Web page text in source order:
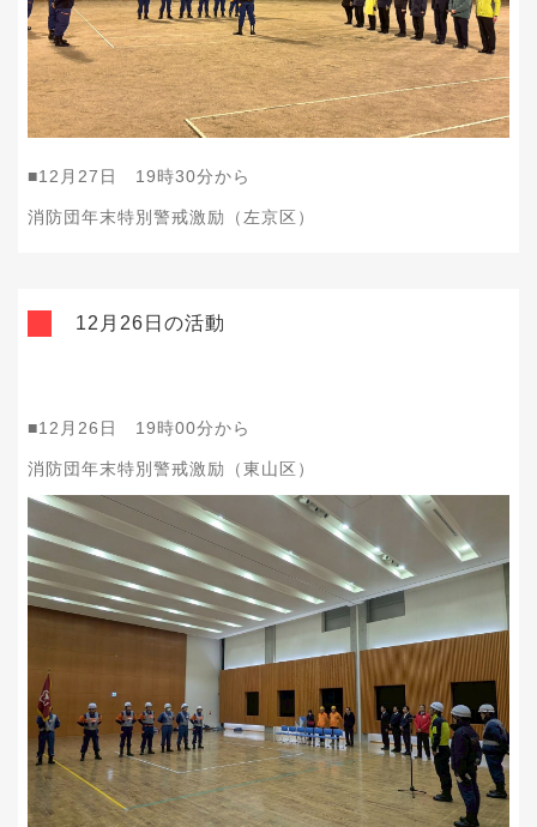
■12月27日 19時30分から
消防団年末特別警戒激励（左京区）
12月26日の活動
■12月26日 19時00分から
消防団年末特別警戒激励（東山区）